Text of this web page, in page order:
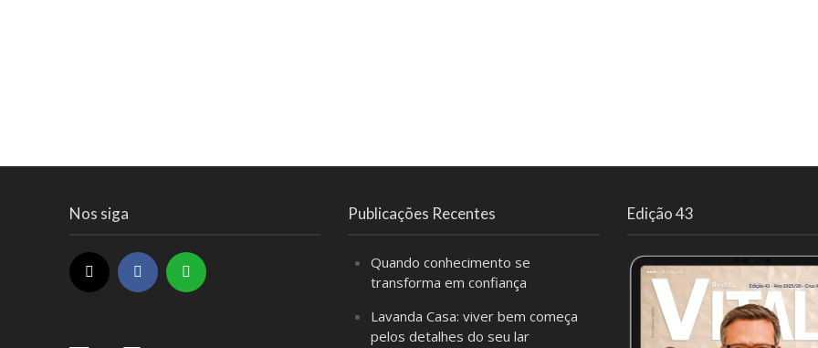
Nos siga Publicações Recentes
Quando conhecimento se
transforma em confiança
Lavanda Casa: viver bem começa
pelos detalhes do seu lar
Edição 43